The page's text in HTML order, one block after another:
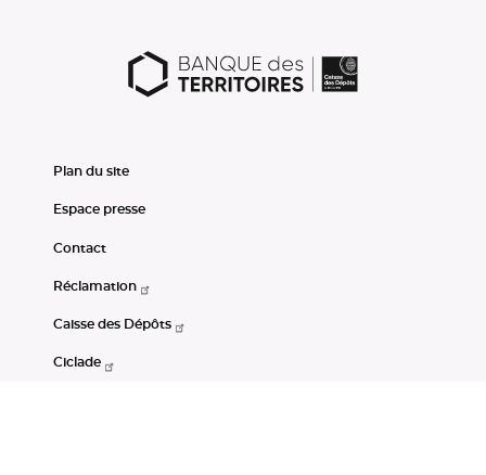
Plan du site
Espace presse
Contact
Réclamation
Caisse des Dépôts
Ciclade